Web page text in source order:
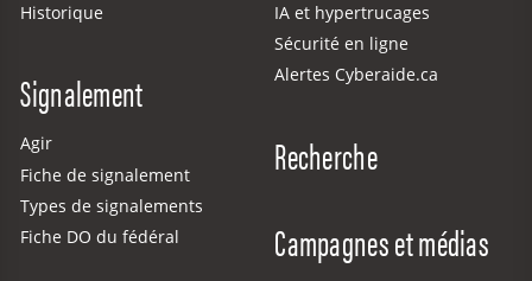
Historique
Signalement
Agir
Fiche de signalement
Types de signalements
Fiche DO du fédéral
IA et hypertrucages
Sécurité en ligne
Alertes Cyberaide.ca
Recherche
Campagnes et médias